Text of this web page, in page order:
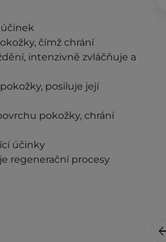
čímž chrání
intenzivně zvláčňuje a
posiluje její
pokožky, chrání
účinky
regenerační procesy